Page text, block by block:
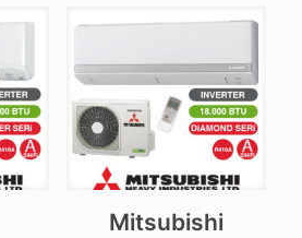
Mitsubishi